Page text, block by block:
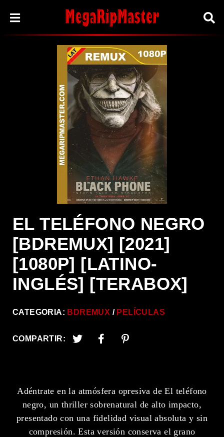
EL TELÉFONO NEGRO
[BDREMUX] [2021]
[1080P] [LATINO-
INGLÉS] [TERABOX]
CATEGORIA: BDREMUX PELÍCULAS
COMPARTIR:
Adéntrate en la atmósfera opresiva de El teléfono
negro, un thriller sobrenatural de alto impacto,
presentado con una fidelidad visual absoluta y sin
compresión. Esta versión conserva el grano